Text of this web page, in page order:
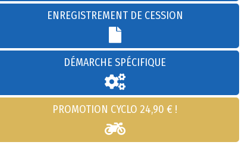
ENREGISTREMENT DE CESSION
DÉMARCHE SPÉCIFIQUE
PROMOTION CYCLO 24,90 € !